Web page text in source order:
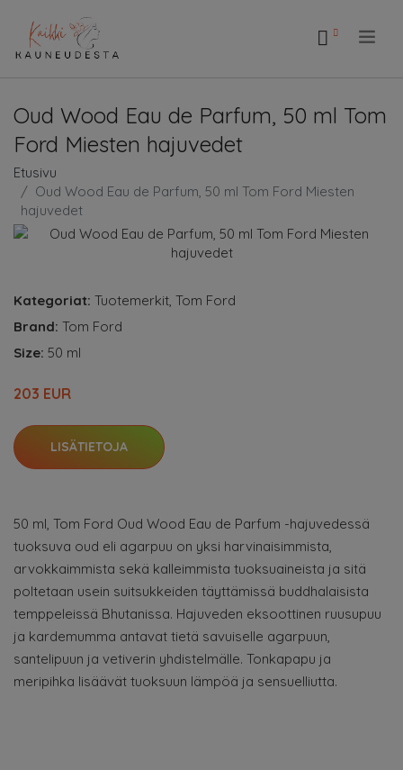
Oud Wood Eau de Parfum, 50 ml Tom
Ford Miesten hajuvedet
Etusivu
Oud Wood Eau de Parfum, 50 ml Tom Ford Miesten
hajuvedet
Kategoriat: Tuotemerkit, Tom Ford
Brand: Tom Ford
Size: 50 ml
203 EUR
LISÄTIETOJA
50 ml, Tom Ford Oud Wood Eau de Parfum -hajuvedessä
tuoksuva oud eli agarpuu on yksi harvinaisimmista,
arvokkaimmista sekä kalleimmista tuoksuaineista ja sitä
poltetaan usein suitsukkeiden täyttämissä buddhalaisista
temppeleissä Bhutanissa. Hajuveden eksoottinen ruusupuu
ja kardemumma antavat tietä savuiselle agarpuun,
santelipuun ja vetiverin yhdistelmälle. Tonkapapu ja
meripihka lisäävät tuoksuun lämpöä ja sensuelliutta.